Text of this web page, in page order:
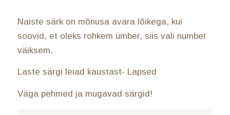
Naiste särk on mõnusa avara lõikega, kui
soovid, et oleks rohkem ümber, siis vali number
väiksem.
Laste särgi leiad kaustast- Lapsed
Väga pehmed ja mugavad särgid!